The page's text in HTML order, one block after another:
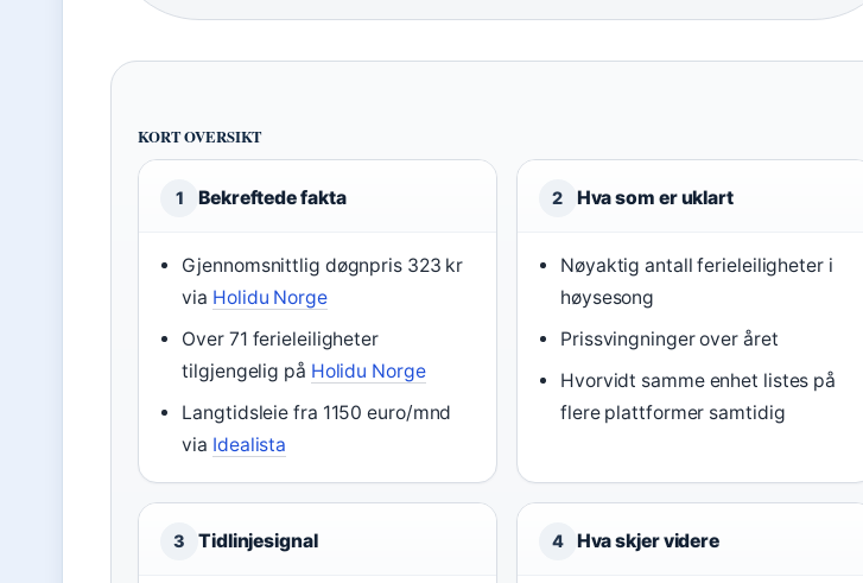
KORT OVERSIKT
1 Bekreftede fakta
Gjennomsnittlig døgnpris 323 kr
via Holidu Norge
Over 71 ferieleiligheter
tilgjengelig på Holidu Norge
Langtidsleie fra 1150 euro/mnd
via Idealista
2 Hva som er uklart
Nøyaktig antall ferieleiligheter i
høysesong
Prissvingninger over året
Hvorvidt samme enhet listes på
flere plattformer samtidig
3 Tidlinjesignal 4 Hva skjer videre